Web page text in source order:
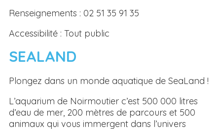
Renseignements : 02 51 35 91 35
Accessibilité : Tout public
SEALAND
Plongez dans un monde aquatique de SeaLand !
L’aquarium de Noirmoutier c’est 500 000 litres
d’eau de mer, 200 mètres de parcours et 500
animaux qui vous immergent dans l’univers